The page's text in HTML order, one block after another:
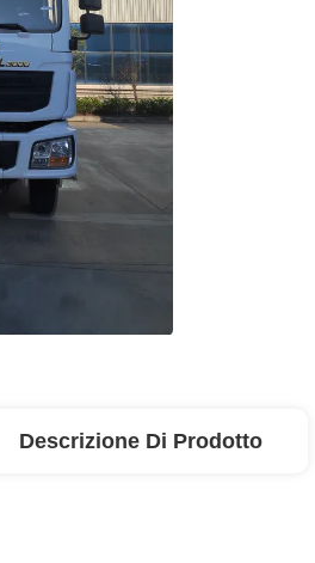
Descrizione Di Prodotto